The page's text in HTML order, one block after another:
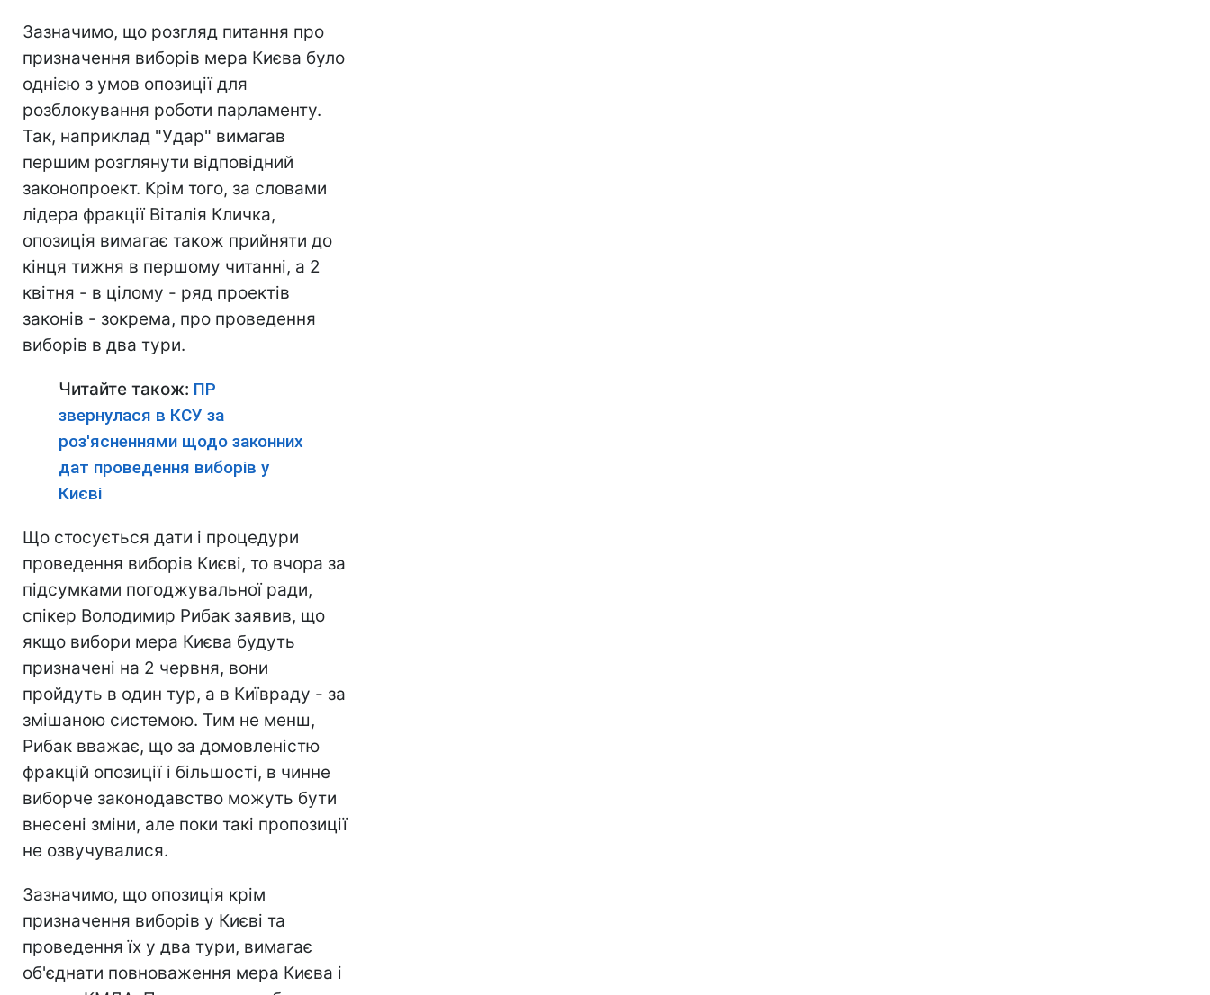
Зазначимо, що розгляд питання про
призначення виборів мера Києва було
однією з умов опозиції для
розблокування роботи парламенту.
Так, наприклад "Удар" вимагав
першим розглянути відповідний
законопроект. Крім того, за словами
лідера фракції Віталія Кличка,
опозиція вимагає також прийняти до
кінця тижня в першому читанні, а 2
квітня - в цілому - ряд проектів
законів - зокрема, про проведення
виборів в два тури.
Читайте також: ПР
звернулася в КСУ за
роз'ясненнями щодо законних
дат проведення виборів у
Києві
Що стосується дати і процедури
проведення виборів Києві, то вчора за
підсумками погоджувальної ради,
спікер Володимир Рибак заявив, що
якщо вибори мера Києва будуть
призначені на 2 червня, вони
пройдуть в один тур, а в Київраду - за
змішаною системою. Тим не менш,
Рибак вважає, що за домовленістю
фракцій опозиції і більшості, в чинне
виборче законодавство можуть бути
внесені зміни, але поки такі пропозиції
не озвучувалися.
Зазначимо, що опозиція крім
призначення виборів у Києві та
проведення їх у два тури, вимагає
об'єднати повноваження мера Києва і